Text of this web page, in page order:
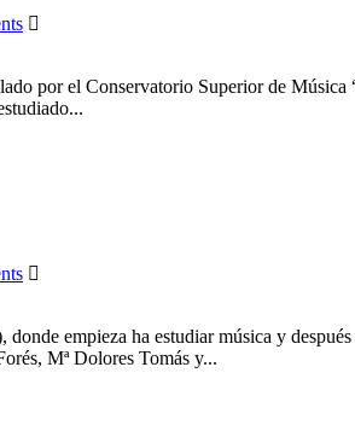
el Conservatorio Superior de Música
empieza ha estudiar música y después
Mª Dolores Tomás y...